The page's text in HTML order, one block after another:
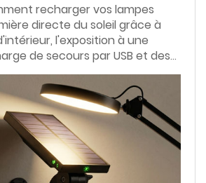
recharger vos lampes
directe du soleil grâce à
l'exposition à une
de secours par USB et des
Ce guide mis à jour en
méthodes pratiques, des
temps de charge, des conseils
d'entretien pour garantir le
de vos lampes solaires par
en hiver ou en intérieur.